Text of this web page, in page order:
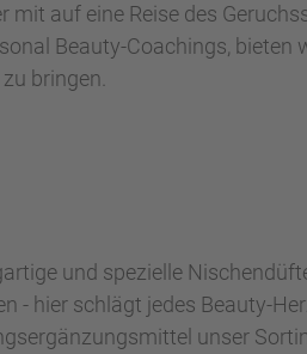
auf eine Reise des
Beauty-Coachings, bieten
bringen.
und spezielle
- hier schlägt jedes Beauty-
unser